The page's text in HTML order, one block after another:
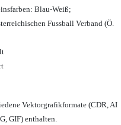
Blau-Weiß;
Fussball Verband (Ö.
Vektorgrafikformate (CDR, AI
GIF) enthalten.